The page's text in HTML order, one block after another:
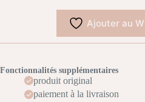
Ajouter au
Fonctionnalités supplémentaires
produit original
paiement à la livraison